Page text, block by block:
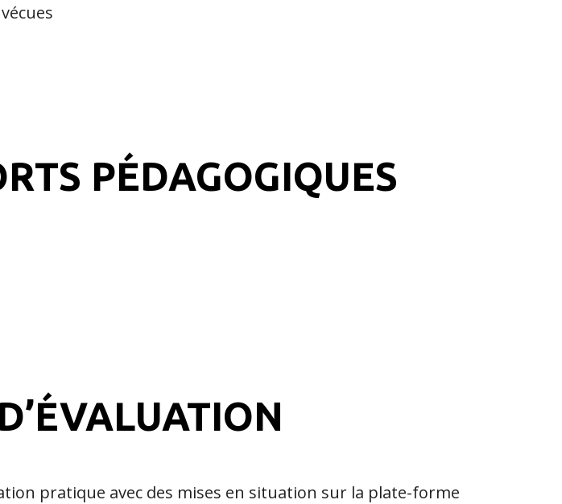
PÉDAGOGIQUES
pratique avec des mises en situation sur la plate-forme